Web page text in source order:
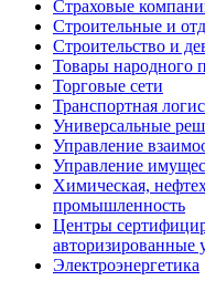
Страховые
Строительные и
Строительство и
Товары народного
Торговые сети
Транспортная
Универсальные
Управление
Управление
Химическая,
промышленность
Центры
авторизированные
Электроэнергетика